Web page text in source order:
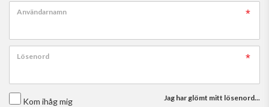
Användarnamn
Lösenord
Kom ihåg mig Jag har glömt mitt lösenord...